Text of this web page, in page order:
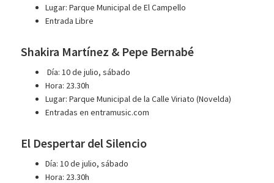
Lugar: Parque Municipal de El Campello
Entrada Libre
Shakira Martínez & Pepe Bernabé
Día: 10 de julio, sábado
Hora: 23.30h
Lugar: Parque Municipal de la Calle Viriato (Novelda)
Entradas en entramusic.com
El Despertar del Silencio
Día: 10 de julio, sábado
Hora: 23.30h